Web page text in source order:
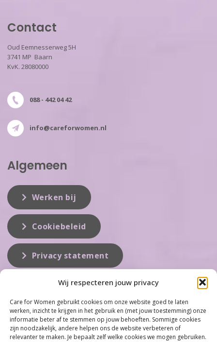
Wij respecteren jouw privacy
Care for Women gebruikt cookies om onze website goed te laten
werken, inzicht te krijgen in het gebruik en (met jouw toestemming) onze
informatie beter af te stemmen op jouw behoeften. Sommige cookies
zijn noodzakelijk, andere helpen ons de website verbeteren of
relevanter te maken. Je bepaalt zelf welke cookies we mogen gebruiken.
Contact
Oud Eemnesserweg 5H
3741 MP Baarn
KvK. 28080000
088 - 442 04 42
info@careforwomen.nl
Algemeen
Werken bij
Cookiebeleid
Privacy statement
Care for Women is de eerste organisatie die zich inzet op het gebied
van hormonale problemen bij vrouwen. Met ruim 100 locaties
behoort Care for Women tot één van de grootste organisaties op dit